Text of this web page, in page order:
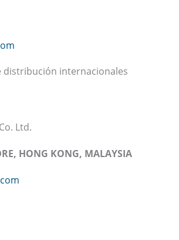
distribución internacionales
Ltd.
HONG KONG, MALAYSIA